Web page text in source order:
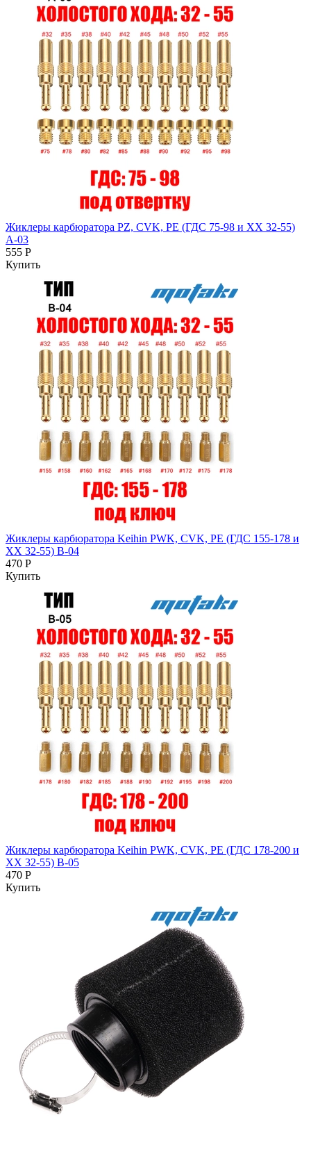
Жиклеры карбюратора PZ, CVK, PE (ГДС 75-98 и ХХ 32-55)
A-03
555 Р
Купить
Жиклеры карбюратора Keihin PWK, CVK, PE (ГДС 155-178 и
ХХ 32-55) B-04
470 Р
Купить
Жиклеры карбюратора Keihin PWK, CVK, PE (ГДС 178-200 и
ХХ 32-55) B-05
470 Р
Купить